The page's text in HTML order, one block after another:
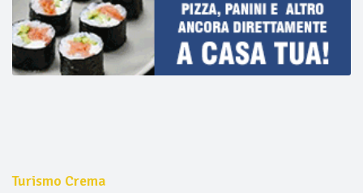
Turismo Crema